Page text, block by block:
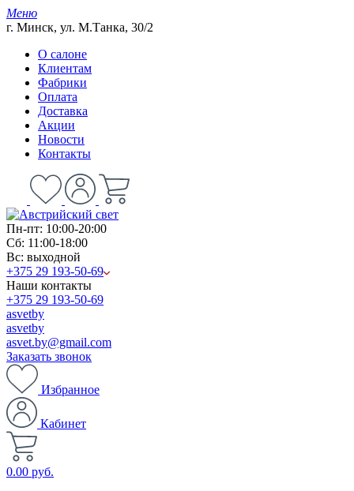
Меню
г. Минск, ул. М.Танка, 30/2
О салоне
Клиентам
Фабрики
Оплата
Доставка
Акции
Новости
Контакты
Пн-пт: 10:00-20:00
Сб: 11:00-18:00
Вс: выходной
+375 29 193-50-69
Наши контакты
+375 29 193-50-69
asvetby
asvetby
asvet.by@gmail.com
Заказать звонок
Избранное
Кабинет
0.00 руб.